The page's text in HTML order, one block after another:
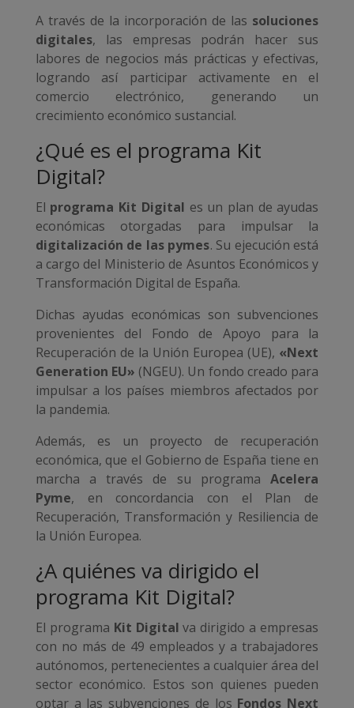
A través de la incorporación de las soluciones
digitales, las empresas podrán hacer sus
labores de negocios más prácticas y efectivas,
logrando así participar activamente en el
comercio electrónico, generando un
crecimiento económico sustancial.
¿Qué es el programa Kit
Digital?
El programa Kit Digital es un plan de ayudas
económicas otorgadas para impulsar la
digitalización de las pymes. Su ejecución está
a cargo del Ministerio de Asuntos Económicos y
Transformación Digital de España.
Dichas ayudas económicas son subvenciones
provenientes del Fondo de Apoyo para la
Recuperación de la Unión Europea (UE), «Next
Generation EU» (NGEU). Un fondo creado para
impulsar a los países miembros afectados por
la pandemia.
Además, es un proyecto de recuperación
económica, que el Gobierno de España tiene en
marcha a través de su programaAcelera
Pyme, en concordancia con el Plan de
Recuperación, Transformación y Resiliencia de
la Unión Europea.
¿A quiénes va dirigido el
programa Kit Digital?
El programa Kit Digital va dirigido a empresas
con no más de 49 empleados y a trabajadores
autónomos, pertenecientes a cualquier área del
sector económico. Estos son quienes pueden
optar a las subvenciones de los Fondos Next